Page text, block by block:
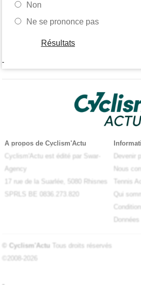
Non
Ne se prononce pas
Résultats
-
A propos de Cyclism'Actu
Cyclism'Actu est édité par Swar-
Agency
17 rue de la Suarlée, 5080 Rhisnes
SPRLS BE 0836.273.820
Devenir
Nous
Tennis
Qui
© Cyclism'Actu Tous droits réservés
©2008-2026